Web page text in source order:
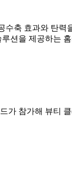
축 효과와 탄
션을 제공하는
가 참가해 뷰티